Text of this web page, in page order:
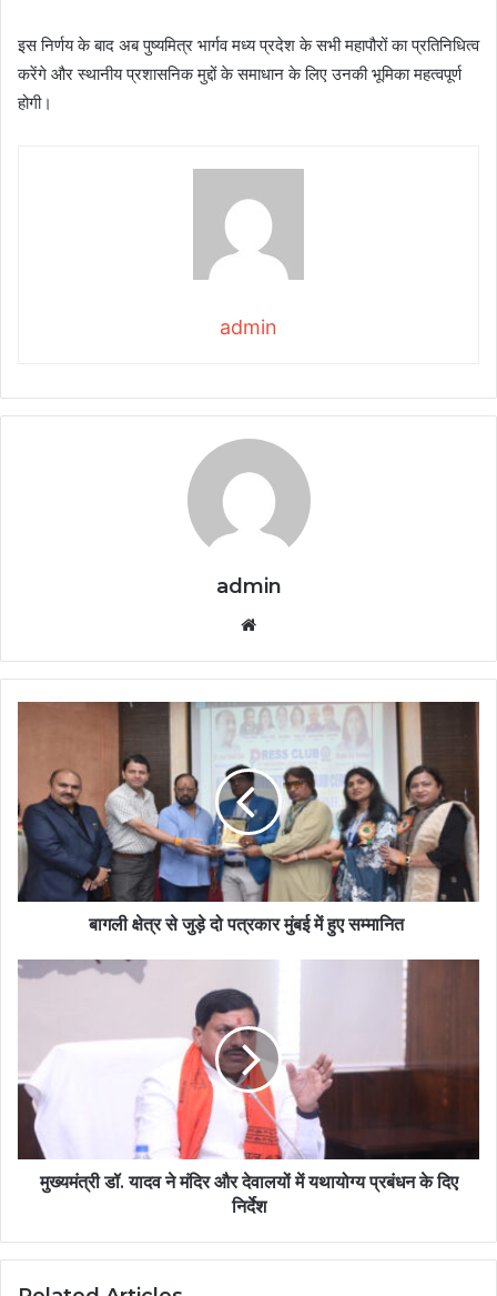
इस निर्णय के बाद अब पुष्यमित्र भार्गव मध्य प्रदेश के सभी महापौरों का प्रतिनिधित्व
करेंगे और स्थानीय प्रशासनिक मुद्दों के समाधान के लिए उनकी भूमिका महत्वपूर्ण
होगी।
admin
admin
बागली क्षेत्र से जुड़े दो पत्रकार मुंबई में हुए सम्मानित
मुख्यमंत्री डॉ. यादव ने मंदिर और देवालयों में यथायोग्य प्रबंधन के दिए
निर्देश